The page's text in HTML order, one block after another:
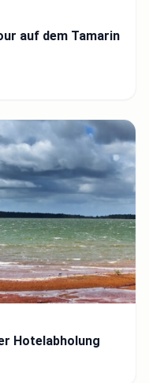
auf dem Tamarin
Hotelabholung